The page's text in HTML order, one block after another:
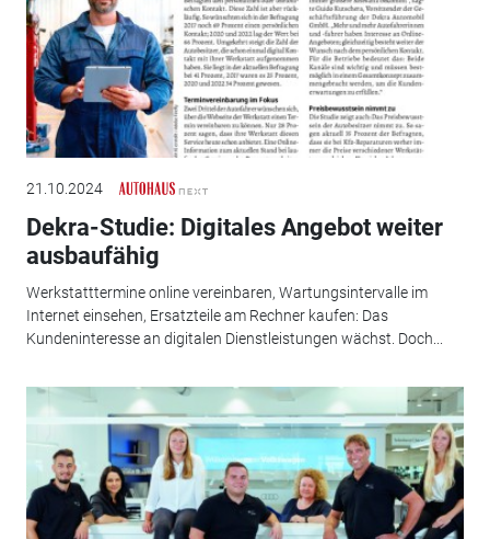
21.10.2024
Dekra-Studie: Digitales Angebot weiter
ausbaufähig
Werkstatttermine online vereinbaren, Wartungsintervalle im
Internet einsehen, Ersatzteile am Rechner kaufen: Das
Kundeninteresse an digitalen Dienstleistungen wächst. Doch...